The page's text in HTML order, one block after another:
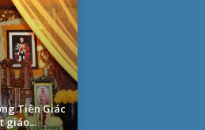
Tiên Giác
giáo...